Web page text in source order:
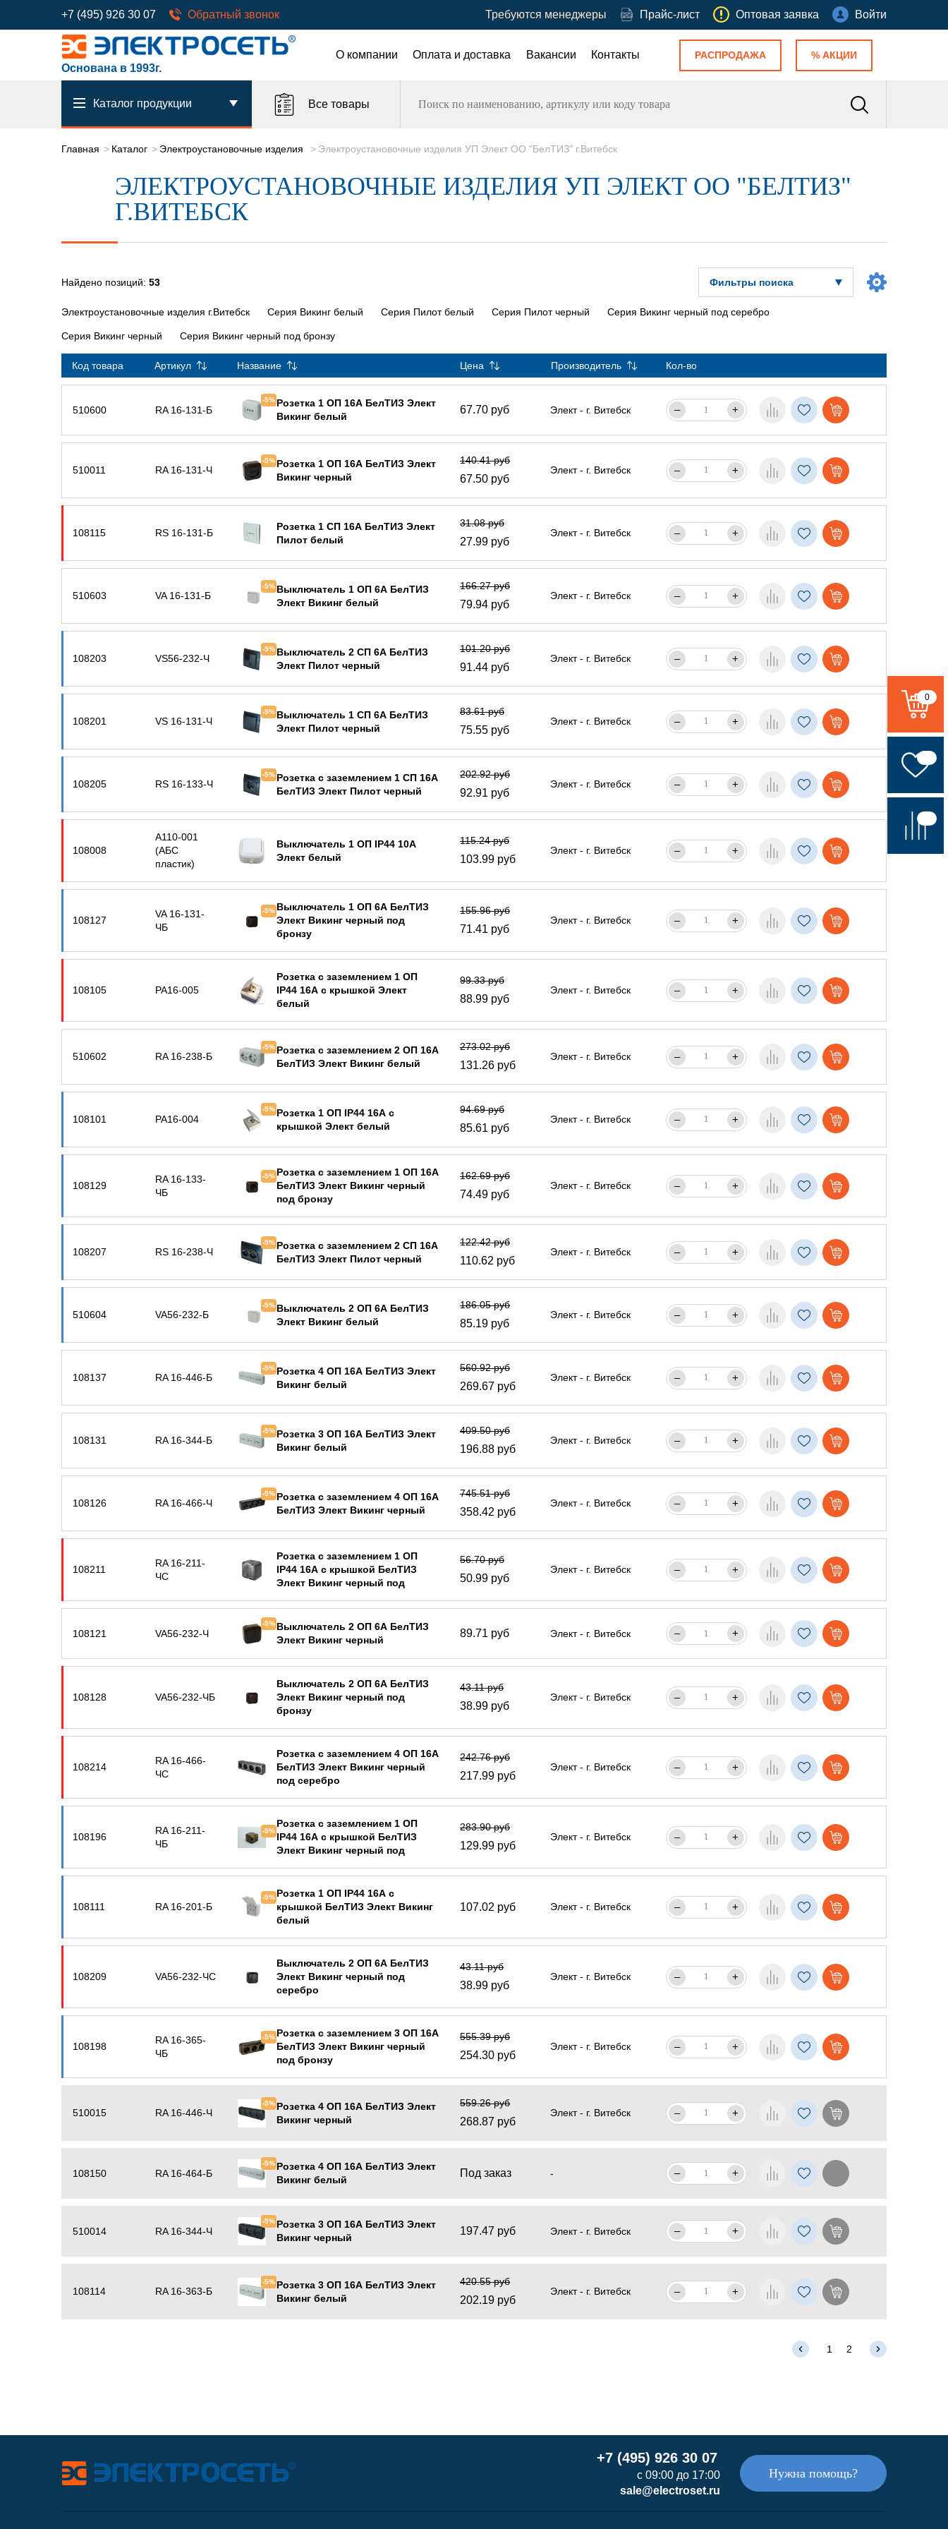
+7 (495) 926 30 07 Обратный звонок Требуются менеджеры Прайс-лист Оптовая заявка Войти
Основана в 1993г.
О компании Оплата и доставка Вакансии Контакты РАСПРОДАЖА % АКЦИИ
Каталог продукции Все товары
Главная Каталог Электроустановочные изделия Электроустановочные изделия УП Элект ОО "БелТИЗ" г.Витебск
ЭЛЕКТРОУСТАНОВОЧНЫЕ ИЗДЕЛИЯ УП ЭЛЕКТ ОО "БЕЛТИЗ"
Г.ВИТЕБСК
Найдено позиций: 53 Фильтры поиска
Электроустановочные изделия г.Витебск Серия Викинг белый Серия Пилот белый Серия Пилот черный Серия Викинг черный под серебро
Серия Викинг черный Серия Викинг черный под бронзу
Код товара Артикул Название Цена Производитель Кол-во
510600 RA 16-131-Б
-5%Розетка 1 ОП 16А БелТИЗ Элект
Викинг белый
67.70 руб Элект - г. Витебск – +
510011 RA 16-131-Ч
-5%Розетка 1 ОП 16А БелТИЗ Элект
Викинг черный
140.41 руб
67.50 руб
Элект - г. Витебск – +
108115 RS 16-131-Б
Розетка 1 СП 16А БелТИЗ Элект
Пилот белый
31.08 руб
27.99 руб
Элект - г. Витебск – +
510603 VA 16-131-Б
-5%Выключатель 1 ОП 6А БелТИЗ
Элект Викинг белый
166.27 руб
79.94 руб
Элект - г. Витебск – +
108203 VS56-232-Ч
-5%Выключатель 2 СП 6А БелТИЗ
Элект Пилот черный
101.20 руб
91.44 руб
Элект - г. Витебск – +
108201 VS 16-131-Ч
-5%Выключатель 1 СП 6А БелТИЗ
Элект Пилот черный
83.61 руб
75.55 руб
Элект - г. Витебск – +
108205 RS 16-133-Ч
-5%Розетка с заземлением 1 СП 16А
БелТИЗ Элект Пилот черный
202.92 руб
92.91 руб
Элект - г. Витебск – +
108008
А110-001
(АБС
пластик)
Выключатель 1 ОП IP44 10А
Элект белый
115.24 руб
103.99 руб
Элект - г. Витебск – +
108127
VA 16-131-
ЧБ
-5%Выключатель 1 ОП 6А БелТИЗ
Элект Викинг черный под
бронзу
155.96 руб
71.41 руб
Элект - г. Витебск – +
108105 РА16-005
Розетка с заземлением 1 ОП
IP44 16А с крышкой Элект
белый
99.33 руб
88.99 руб
Элект - г. Витебск – +
510602 RA 16-238-Б
-5%Розетка с заземлением 2 ОП 16А
БелТИЗ Элект Викинг белый
273.02 руб
131.26 руб
Элект - г. Витебск – +
108101 РА16-004
-5%Розетка 1 ОП IP44 16А с
крышкой Элект белый
94.69 руб
85.61 руб
Элект - г. Витебск – +
108129
RA 16-133-
ЧБ
-5%Розетка с заземлением 1 ОП 16А
БелТИЗ Элект Викинг черный
под бронзу
162.69 руб
74.49 руб
Элект - г. Витебск – +
108207 RS 16-238-Ч
-5%Розетка с заземлением 2 СП 16А
БелТИЗ Элект Пилот черный
122.42 руб
110.62 руб
Элект - г. Витебск – +
510604 VA56-232-Б
-5%Выключатель 2 ОП 6А БелТИЗ
Элект Викинг белый
186.05 руб
85.19 руб
Элект - г. Витебск – +
108137 RA 16-446-Б
-5%Розетка 4 ОП 16А БелТИЗ Элект
Викинг белый
560.92 руб
269.67 руб
Элект - г. Витебск – +
108131 RA 16-344-Б
-5%Розетка 3 ОП 16А БелТИЗ Элект
Викинг белый
409.50 руб
196.88 руб
Элект - г. Витебск – +
108126 RA 16-466-Ч
-5%Розетка с заземлением 4 ОП 16А
БелТИЗ Элект Викинг черный
745.51 руб
358.42 руб
Элект - г. Витебск – +
108211
RA 16-211-
ЧС
Розетка с заземлением 1 ОП
IP44 16А с крышкой БелТИЗ
Элект Викинг черный под
56.70 руб
50.99 руб
Элект - г. Витебск – +
108121 VA56-232-Ч
-5%Выключатель 2 ОП 6А БелТИЗ
Элект Викинг черный
89.71 руб Элект - г. Витебск – +
108128 VA56-232-ЧБ
Выключатель 2 ОП 6А БелТИЗ
Элект Викинг черный под
бронзу
43.11 руб
38.99 руб
Элект - г. Витебск – +
108214
RA 16-466-
ЧС
Розетка с заземлением 4 ОП 16А
БелТИЗ Элект Викинг черный
под серебро
242.76 руб
217.99 руб
Элект - г. Витебск – +
108196
RA 16-211-
ЧБ
-5%
Розетка с заземлением 1 ОП
IP44 16А с крышкой БелТИЗ
Элект Викинг черный под
283.90 руб
129.99 руб
Элект - г. Витебск – +
108111 RA 16-201-Б
-5%Розетка 1 ОП IP44 16А с
крышкой БелТИЗ Элект Викинг
белый
107.02 руб Элект - г. Витебск – +
108209 VA56-232-ЧС
Выключатель 2 ОП 6А БелТИЗ
Элект Викинг черный под
серебро
43.11 руб
38.99 руб
Элект - г. Витебск – +
108198
RA 16-365-
ЧБ
-5%Розетка с заземлением 3 ОП 16А
БелТИЗ Элект Викинг черный
под бронзу
555.39 руб
254.30 руб
Элект - г. Витебск – +
510015 RA 16-446-Ч
-5%Розетка 4 ОП 16А БелТИЗ Элект
Викинг черный
559.26 руб
268.87 руб
Элект - г. Витебск – +
108150 RA 16-464-Б
-5%Розетка 4 ОП 16А БелТИЗ Элект
Викинг белый
Под заказ - – +
510014 RA 16-344-Ч
-5%Розетка 3 ОП 16А БелТИЗ Элект
Викинг черный
197.47 руб Элект - г. Витебск – +
108114 RA 16-363-Б
-5%Розетка 3 ОП 16А БелТИЗ Элект
Викинг белый
420.55 руб
202.19 руб
Элект - г. Витебск – +
1 2
+7 (495) 926 30 07
с 09:00 до 17:00
sale@electroset.ru
Нужна помощь?
0